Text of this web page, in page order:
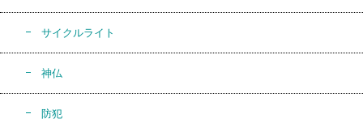
サイクルライト
神仏
防犯